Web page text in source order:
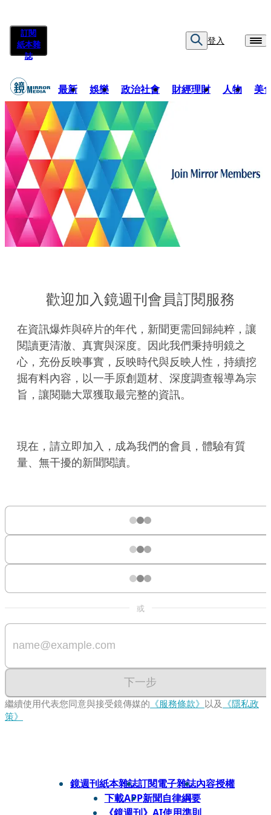
訂閱
紙本雜
誌
登入
最新 娛樂 政治社會 財經理財 人物 美
歡迎加入鏡週刊會員訂閱服務
在資訊爆炸與碎片的年代，新聞更需回歸純粹，讓
閱讀更清澈、真實與深度。因此我們秉持明鏡之
心，充份反映事實，反映時代與反映人性，持續挖
掘有料內容，以一手原創題材、深度調查報導為宗
旨，讓閱聽大眾獲取最完整的資訊。
現在，請立即加入，成為我們的會員，體驗有質
量、無干擾的新聞閱讀。
或
下一步
繼續使用代表您同意與接受鏡傳媒的 《服務條款》 以及 《隱私政
策》
鏡週刊紙本雜誌訂閱電子雜誌內容授權
下載APP新聞自律綱要